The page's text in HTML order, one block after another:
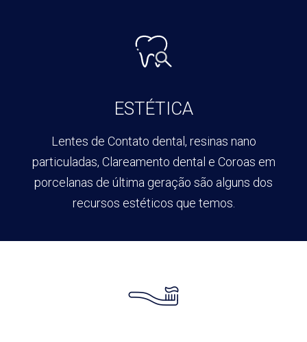
ESTÉTICA
Lentes de Contato dental, resinas nano
particuladas, Clareamento dental e Coroas em
porcelanas de última geração são alguns dos
recursos estéticos que temos.